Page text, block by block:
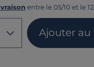
entre le 05/10 et le
Ajouter au